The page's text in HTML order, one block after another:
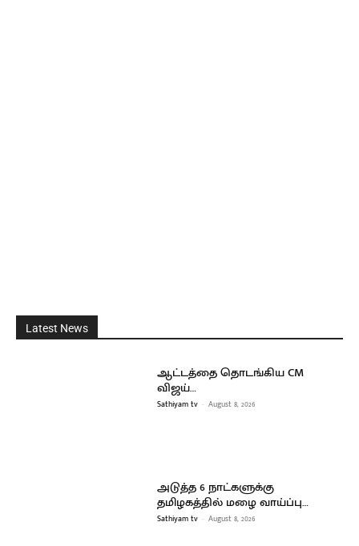
Latest News
ஆட்டத்தை தொடங்கிய CM
விஜய்…
Sathiyam tv - August 8, 2026
அடுத்த 6 நாட்களுக்கு
தமிழகத்தில் மழை வாய்ப்பு…
Sathiyam tv - August 8, 2026